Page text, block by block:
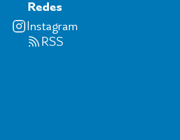
Redes
Instagram
RSS